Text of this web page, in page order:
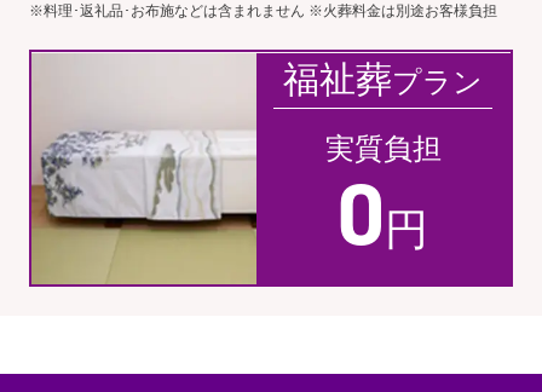
※料理･返礼品･お布施などは含まれません ※火葬料金は別途お客様負担
福祉葬プラン
実質負担
0 円